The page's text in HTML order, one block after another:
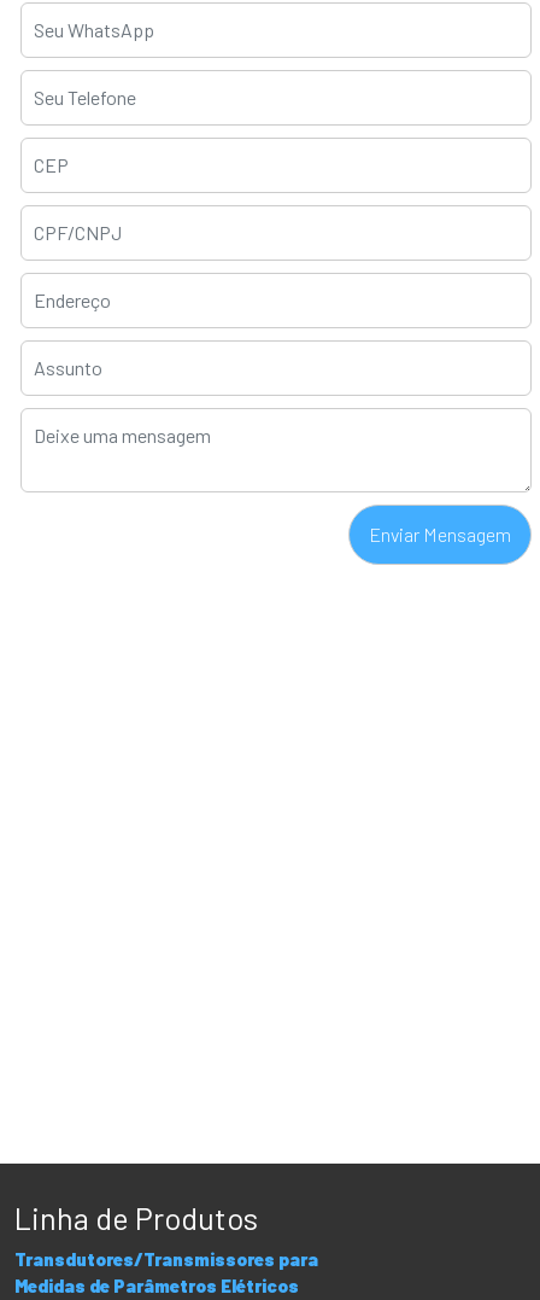
Linha de Produtos
Transdutores/Transmissores para
Medidas de Parâmetros Elétricos